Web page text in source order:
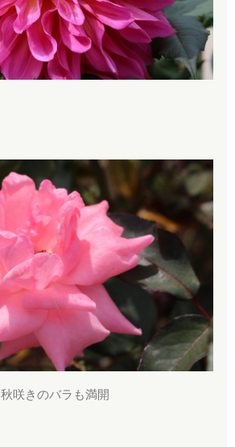
秋咲きのバラも満開